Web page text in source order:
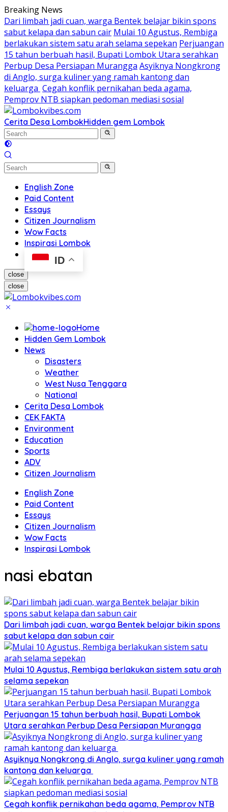
Skip
to
content
Breaking News
Dari limbah jadi cuan, warga Bentek belajar bikin spons
sabut kelapa dan sabun cair Mulai 10 Agustus, Rembiga
berlakukan sistem satu arah selama sepekan Perjuangan
15 tahun berbuah hasil, Bupati Lombok Utara serahkan
Perbup Desa Persiapan Murangga Asyiknya Nongkrong
di Anglo, surga kuliner yang ramah kantong dan
keluarga Cegah konflik pernikahan beda agama,
Pemprov NTB siapkan pedoman mediasi sosial
Cerita Desa LombokHidden gem Lombok
English Zone
Paid Content
Essays
Citizen Journalism
Wow Facts
Inspirasi Lombok
ID
close
close
Home
Hidden Gem Lombok
News
Disasters
Weather
West Nusa Tenggara
National
Cerita Desa Lombok
CEK FAKTA
Environment
Education
Sports
ADV
Citizen Journalism
English Zone
Paid Content
Essays
Citizen Journalism
Wow Facts
Inspirasi Lombok
nasi ebatan
Dari limbah jadi cuan, warga Bentek belajar bikin spons
sabut kelapa dan sabun cair
Mulai 10 Agustus, Rembiga berlakukan sistem satu arah
selama sepekan
Perjuangan 15 tahun berbuah hasil, Bupati Lombok
Utara serahkan Perbup Desa Persiapan Murangga
Asyiknya Nongkrong di Anglo, surga kuliner yang ramah
kantong dan keluarga
Cegah konflik pernikahan beda agama, Pemprov NTB